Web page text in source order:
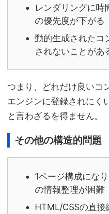
レンダリングに時
の優先度が下がる
動的生成されたコ
されないことがあ
つまり、どれだけ良いコ
エンジンに登録されにく
と言わざるを得ません。
その他の構造的問題
1ページ構成にな
の情報整理が困難
HTML/CSSの直接